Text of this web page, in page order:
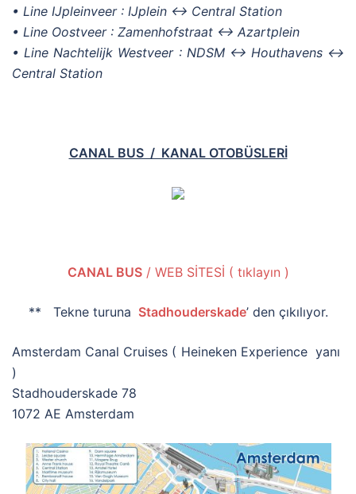
• Line IJpleinveer : IJplein ↔ Central Station
• Line Oostveer : Zamenhofstraat ↔ Azartplein
• Line Nachtelijk Westveer : NDSM ↔ Houthavens ↔
Central Station
CANAL BUS / KANAL OTOBÜSLERİ
CANAL BUS/ WEB SİTESİ ( tıklayın )
** Tekne turuna Stadhouderskade’ den çıkılıyor.
Amsterdam Canal Cruises ( Heineken Experience yanı
)
Stadhouderskade 78
1072 AE Amsterdam